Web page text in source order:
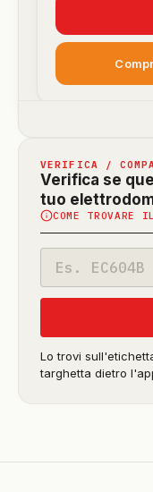
VERIFICA /
Verifica se
tuo
COME TROVARE
modello
Lo trovi
targhetta dietro